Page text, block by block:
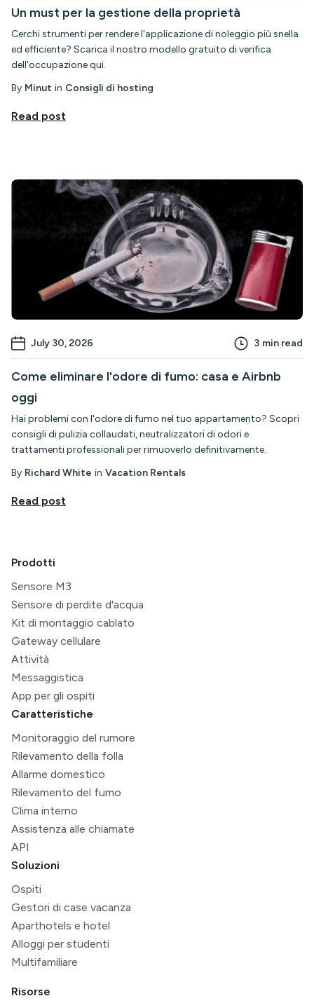
Un must per la gestione della proprietà
Cerchi strumenti per rendere l'applicazione di noleggio più snella
ed efficiente? Scarica il nostro modello gratuito di verifica
dell'occupazione qui.
By Minut in Consigli di hosting
Read post
July 30, 2026 3 min read
Come eliminare l'odore di fumo: casa e Airbnb
oggi
Hai problemi con l'odore di fumo nel tuo appartamento? Scopri
consigli di pulizia collaudati, neutralizzatori di odori e
trattamenti professionali per rimuoverlo definitivamente.
By Richard White in Vacation Rentals
Read post
Prodotti
Sensore M3
Sensore di perdite d'acqua
Kit di montaggio cablato
Gateway cellulare
Attività
Messaggistica
App per gli ospiti
Caratteristiche
Monitoraggio del rumore
Rilevamento della folla
Allarme domestico
Rilevamento del fumo
Clima interno
Assistenza alle chiamate
API
Soluzioni
Ospiti
Gestori di case vacanza
Aparthotels e hotel
Alloggi per studenti
Multifamiliare
Risorse